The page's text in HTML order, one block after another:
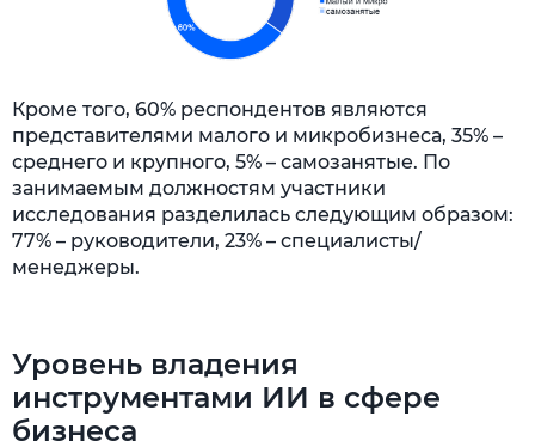
Кроме того, 60% респондентов являются
представителями малого и микробизнеса, 35% –
среднего и крупного, 5% – самозанятые. По
занимаемым должностям участники
исследования разделилась следующим образом:
77% – руководители, 23% – специалисты/
менеджеры.
Уровень владения
инструментами ИИ в сфере
бизнеса